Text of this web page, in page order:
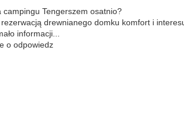
campingu Tengerszem osatnio?
drewnianego domku komfort i
informacji...
o odpowiedz